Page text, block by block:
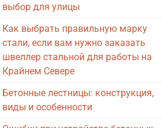
выбор для улицы
Как выбрать правильную марку
стали, если вам нужно заказать
швеллер стальной для работы на
Крайнем Севере
Бетонные лестницы: конструкция,
виды и особенности